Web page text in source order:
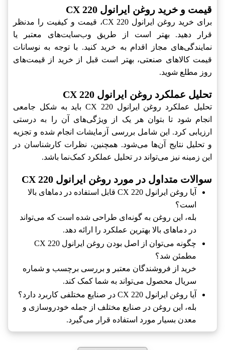
قیمت و خرید روغن ایرانول CX 220‎
برای خرید روغن ایرانول CX 220‎، قیمت و کیفیت را مدنظر
قرار دهید. بهتر است از طریق وب‌سایت‌های معتبر یا
نمایندگی‌های مجاز اقدام به خرید کنید. با توجه به نوسانات
قیمت کالاهای صنعتی، بهتر است قبل از خرید از قیمت‌های
روز مطلع شوید.
تحلیل عملکرد روغن ایرانول CX 220‎
تحلیل عملکرد روغن ایرانول CX 220‎ باید به شکل جامعی
انجام شود تا بتوان هر یک از ویژگی‌های آن را به درستی
ارزیابی کرد. این شامل بررسی آزمایشات انجام شده و تجزیه
و تحلیل نتایج آن‌ها می‌شود. همچنین، نظرات کارشناسان در
این زمینه نیز می‌تواند در تحلیل عملکرد کمک‌نما باشد.
سوالات متداول در مورد روغن ایرانول CX 220‎
آیا روغن ایرانول CX 220‎ قابل استفاده در دماهای بالا
است؟
بله، این روغن به گونه‌ای طراحی شده است که می‌تواند
در دماهای بالا بهترین عملکرد را ارائه دهد.
چگونه می‌توان از اصل بودن روغن ایرانول CX 220‎
مطمئن شد؟
خرید از فروشندگان معتبر و بررسی برچسب و شماره
سریال محصول می‌تواند به شما کمک کند.
آیا روغن ایرانول CX 220‎ در صنایع مختلفی کاربرد دارد؟
بله، این روغن در صنایع مختلف از جمله خودروسازی و
معدن بسیار مورد استفاده قرار می‌گیرد.